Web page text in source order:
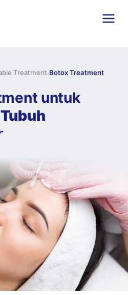
Treatment›Botox Treatment
untuk